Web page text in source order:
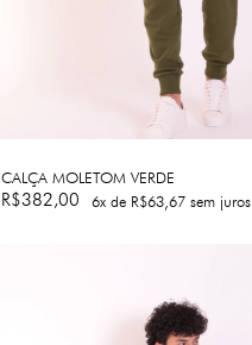
CALÇA MOLETOM VERDE
R$382,00 6x de R$63,67 sem juros